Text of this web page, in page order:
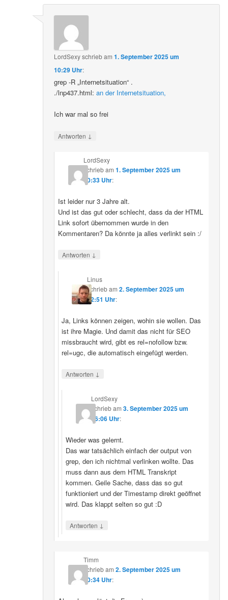
LordSexyschriebam1. September 2025 um
10:29 Uhr:
grep -R „Internetsituation“ .
./lnp437.html:an der Internetsituation,
Ich war mal so frei
Antworten ↓
LordSexy
schriebam 1. September 2025 um
10:33 Uhr:
Ist leider nur 3 Jahre alt.
Und ist das gut oder schlecht, dass da der HTML
Link sofort übernommen wurde in den
Kommentaren? Da könnte ja alles verlinkt sein :/
Antworten ↓
Linus
schriebam2. September 2025 um
12:51 Uhr:
Ja, Links können zeigen, wohin sie wollen. Das
ist ihre Magie. Und damit das nicht für SEO
missbraucht wird, gibt es rel=nofollow bzw.
rel=ugc, die automatisch eingefügt werden.
Antworten ↓
LordSexy
schriebam 3. September 2025 um
16:06 Uhr:
Wieder was gelernt.
Das war tatsächlich einfach der output von
grep, den ich nichtmal verlinken wollte. Das
muss dann aus dem HTML Transkript
kommen. Geile Sache, dass das so gut
funktioniert und der Timestamp direkt geöffnet
wird. Das klappt selten so gut :D
Antworten ↓
Timm
schriebam 2. September 2025 um
10:34 Uhr: